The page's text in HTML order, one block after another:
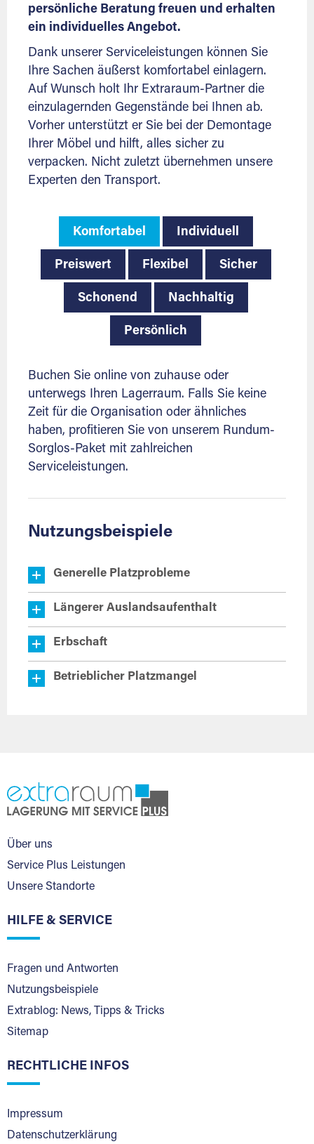
persönliche Beratung freuen und erhalten
ein individuelles Angebot.
Dank unserer Serviceleistungen können Sie
Ihre Sachen äußerst komfortabel einlagern.
Auf Wunsch holt Ihr Extraraum-Partner die
einzulagernden Gegenstände bei Ihnen ab.
Vorher unterstützt er Sie bei der Demontage
Ihrer Möbel und hilft, alles sicher zu
verpacken. Nicht zuletzt übernehmen unsere
Experten den Transport.
Komfortabel Individuell
Preiswert Flexibel Sicher
Schonend Nachhaltig
Persönlich
Buchen Sie online von zuhause oder
unterwegs Ihren Lagerraum. Falls Sie keine
Zeit für die Organisation oder ähnliches
haben, profitieren Sie von unserem Rundum-
Sorglos-Paket mit zahlreichen
Serviceleistungen.
Nutzungsbeispiele
Generelle Platzprobleme
Längerer Auslandsaufenthalt
Erbschaft
Betrieblicher Platzmangel
Über uns
Service Plus Leistungen
Unsere Standorte
HILFE & SERVICE
Fragen und Antworten
Nutzungsbeispiele
Extrablog: News, Tipps & Tricks
Sitemap
RECHTLICHE INFOS
Impressum
Datenschutzerklärung